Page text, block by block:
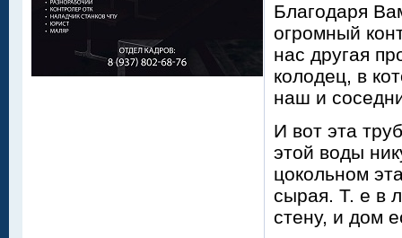
Благодаря
огромный
нас другая
колодец, в
наш и
И вот эта
этой воды
цокольном
сырая. Т. е в
стену, и дом